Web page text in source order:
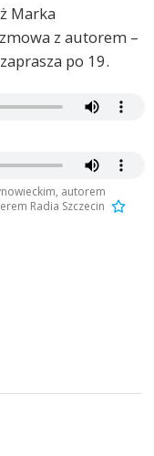
Marka
z autorem –
po 19.
autorem
Radia Szczecin